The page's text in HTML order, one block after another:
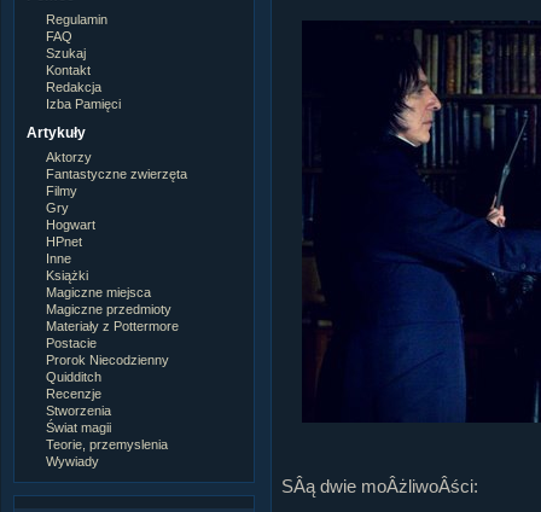
Regulamin
FAQ
Szukaj
Kontakt
Redakcja
Izba Pamięci
Artykuły
Aktorzy
Fantastyczne zwierzęta
Filmy
Gry
Hogwart
HPnet
Inne
Książki
Magiczne miejsca
Magiczne przedmioty
Materiały z Pottermore
Postacie
Prorok Niecodzienny
Quidditch
Recenzje
Stworzenia
Świat magii
Teorie, przemyslenia
Wywiady
SÂą dwie moÂżliwoÂści: